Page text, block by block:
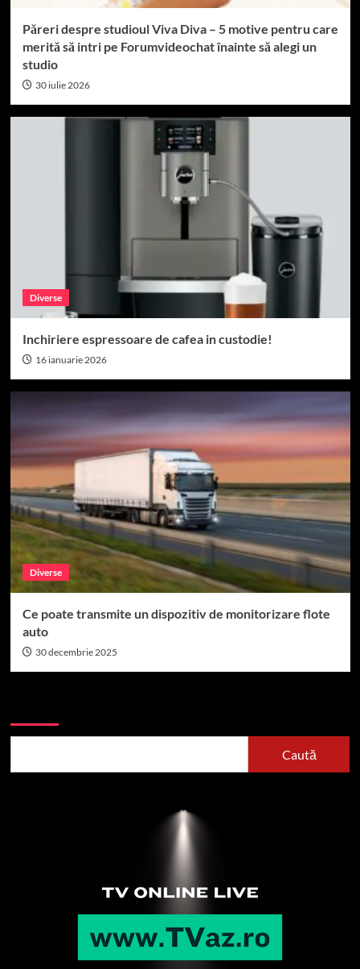
Păreri despre studioul Viva Diva – 5 motive pentru care
merită să intri pe Forumvideochat înainte să alegi un
studio
30 iulie 2026
Diverse
Inchiriere espressoare de cafea in custodie!
16 ianuarie 2026
Diverse
Ce poate transmite un dispozitiv de monitorizare flote
auto
30 decembrie 2025
Caută